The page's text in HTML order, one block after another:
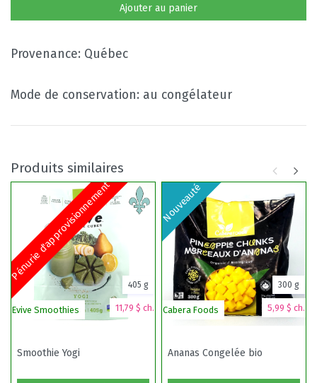
Ajouter au panier
Provenance: Québec
Mode de conservation: au congélateur
Produits similaires
Pénurie d'approvisionnement
Evive Smoothies 11,79 $ ch.
405 g
Smoothie Yogi
Nouveauté
Cabera Foods 5,99 $ ch.
300 g
Ananas Congelée bio